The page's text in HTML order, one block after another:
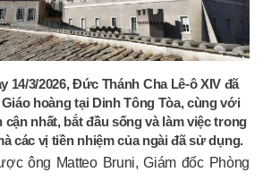
14/3/2026, Đức Thánh Cha Lê-ô XIV đã
hoàng tại Dinh Tông Tòa, cùng với
nhất, bắt đầu sống và làm việc trong
các vị tiền nhiệm của ngài đã sử dụng.
ông Matteo Bruni, Giám đốc Phòng